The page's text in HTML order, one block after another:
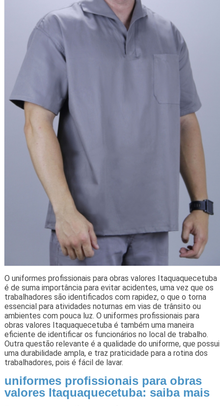
O uniformes profissionais para obras valores Itaquaquecetuba
é de suma importância para evitar acidentes, uma vez que os
trabalhadores são identificados com rapidez, o que o torna
essencial para atividades noturnas em vias de trânsito ou
ambientes com pouca luz. O uniformes profissionais para
obras valores Itaquaquecetuba é também uma maneira
eficiente de identificar os funcionários no local de trabalho.
Outra questão relevante é a qualidade do uniforme, que possui
uma durabilidade ampla, e traz praticidade para a rotina dos
trabalhadores, pois é fácil de lavar.
uniformes profissionais para obras
valores Itaquaquecetuba: saiba mais